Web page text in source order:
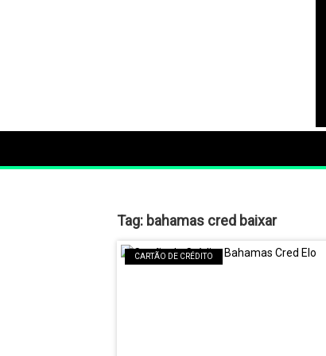
Tag: bahamas cred baixar
CARTÃO DE CRÉDITO